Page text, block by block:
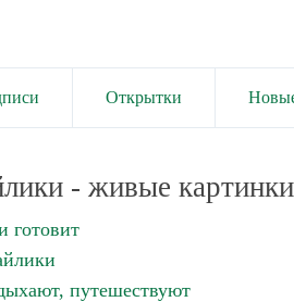
Открытки
- живые картинки
готовит
путешествуют